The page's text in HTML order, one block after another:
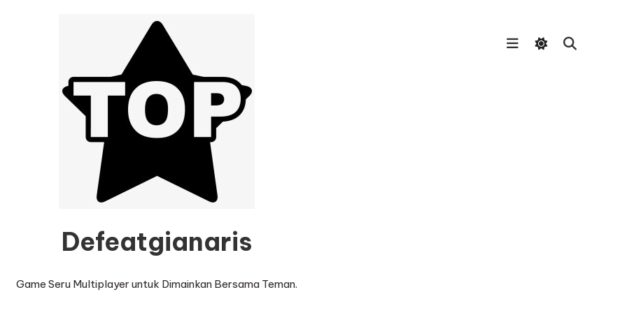
Defeatgianaris
Game Seru Multiplayer untuk Dimainkan Bersama Teman.